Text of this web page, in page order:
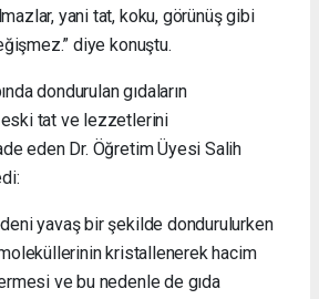
yani tat, koku, görünüş gibi
diye konuştu.
dondurulan gıdaların
tat ve lezzetlerini
eden Dr. Öğretim Üyesi Salih
yavaş bir şekilde dondurulurken
kristallenerek hacim
ve bu nedenle de gıda